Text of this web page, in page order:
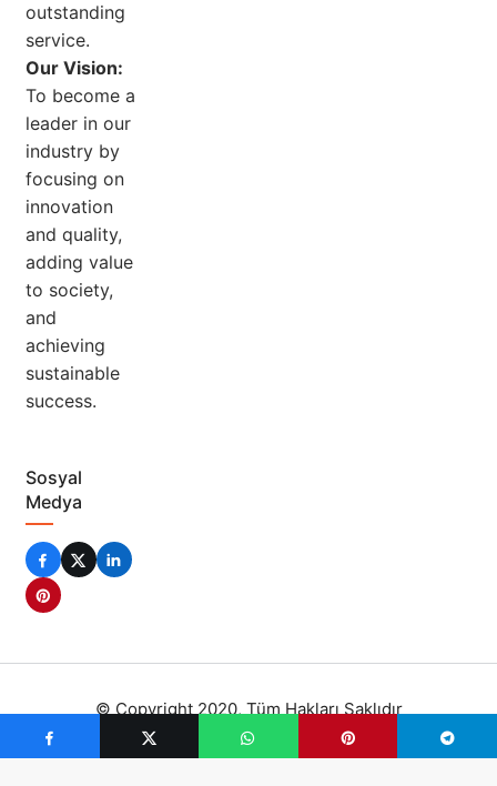
outstanding
service.
Our Vision:
To become a
leader in our
industry by
focusing on
innovation
and quality,
adding value
to society,
and
achieving
sustainable
success.
Sosyal
Medya
© Copyright 2020, Tüm Hakları Saklıdır
Kripto Para Durumları Privacy Policy